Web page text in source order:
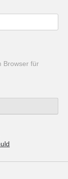
Browser für